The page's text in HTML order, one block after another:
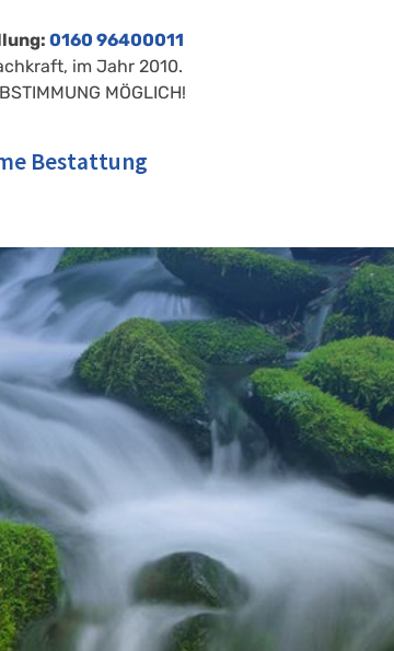
0160 96400011
im Jahr 2010.
MÖGLICH!
Bestattung